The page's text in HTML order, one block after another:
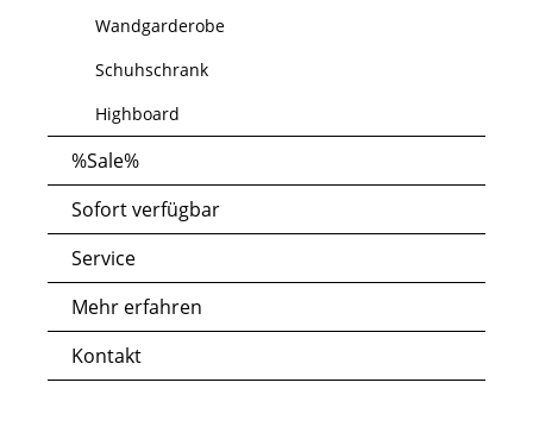
Wandgarderobe
Schuhschrank
Highboard
%Sale%
Sofort verfügbar
Service
Mehr erfahren
Kontakt